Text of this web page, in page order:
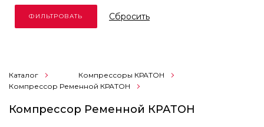
Cбросить
Каталог
Компрессоры КРАТОН
Компрессор Ременной КРАТОН
Компрессор Ременной КРАТОН